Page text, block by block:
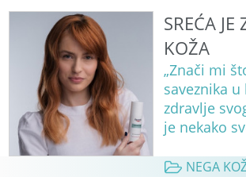
SREĆA JE
KOŽA
„Znači mi
saveznika u
zdravlje
je nekako
NEGA